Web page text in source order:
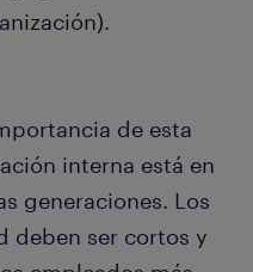
de esta
interna está en
generaciones. Los
deben ser cortos y